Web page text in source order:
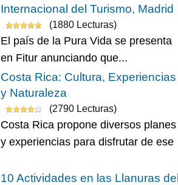
Internacional del Turismo, Madrid
(1880 Lecturas)
El país de la Pura Vida se presenta
en Fitur anunciando que...
Costa Rica: Cultura, Experiencias
y Naturaleza
(2790 Lecturas)
Costa Rica propone diversos planes
y experiencias para disfrutar de ese
10 Actividades en las Llanuras